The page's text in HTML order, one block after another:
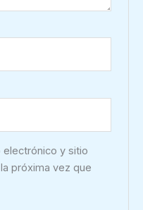
electrónico y sitio
próxima vez que